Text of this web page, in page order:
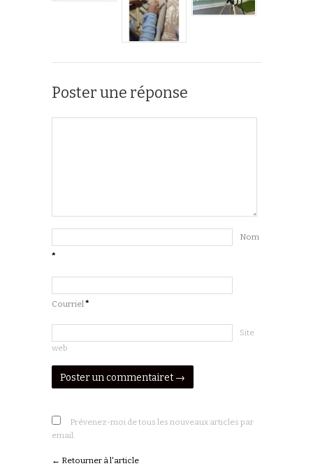
Poster une réponse
Nom
*
Courriel*
Site
web
Prévenez-moi de tous les nouveaux articles par
email.
← Retourner à l'article